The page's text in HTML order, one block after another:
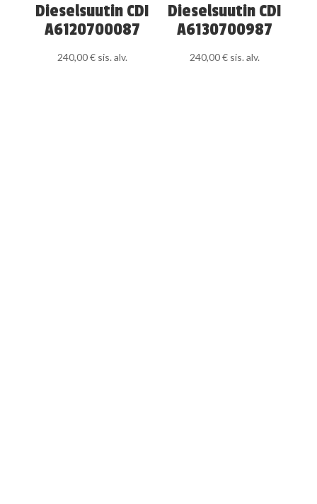
Dieselsuutin CDI
A6120700087
240,00€ sis. alv.
Dieselsuutin CDI
A6130700987
240,00€ sis. alv.